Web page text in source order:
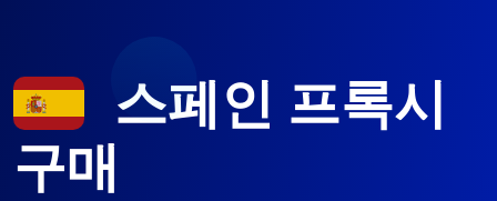
스페인 프록시
구매